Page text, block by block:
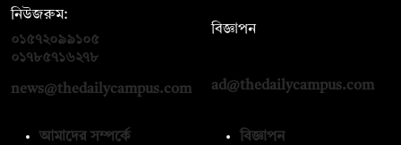
নিউজরুম:
০১৫৭২০৯৯১০৫
০১৭৮৫৭১৬২৭৮
news@thedailycampus.com
বিজ্ঞাপন
ad@thedailycampus.com
আমাদের সম্পর্কে
বিজ্ঞাপন